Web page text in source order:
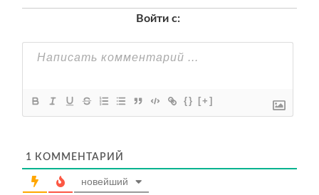
Войти с:
{} [+]
1 КОММЕНТАРИЙ
новейший